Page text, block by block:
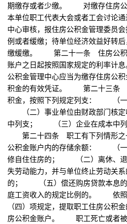
期缴存或者少缴。 对缴存住房公
本单位职工代表大会或者工会讨论
中心审核，报住房公积金管理委员
例或者缓缴；待单位经济效益好转
缴缓缴。 第二十一条 住房公积
账户之日起按照国家规定的利率
公积金管理中心应当为缴存住房公
积金的有效凭证。 第二十三条
积金，按照下列规定列支： （一
（二）事业单位由财政部门核定
中列支； （三）企业在成本中
第二十四条 职工有下列情形之
公积金账户内的存储余额： （一
修自住住房的； （二）离休、
失劳动能力，并与单位终止劳动
的； （五）偿还购房贷款本息
庭工资收入的规定比例的。 依照
（四）项规定，提取职工住房公积
房公积金账户。 职工死亡或者被